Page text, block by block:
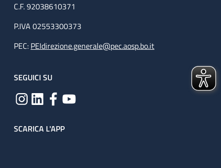
C.F. 92038610371
P.IVA 02553300373
PEC: PEIdirezione.generale@pec.aosp.bo.it
SEGUICI SU
SCARICA L'APP